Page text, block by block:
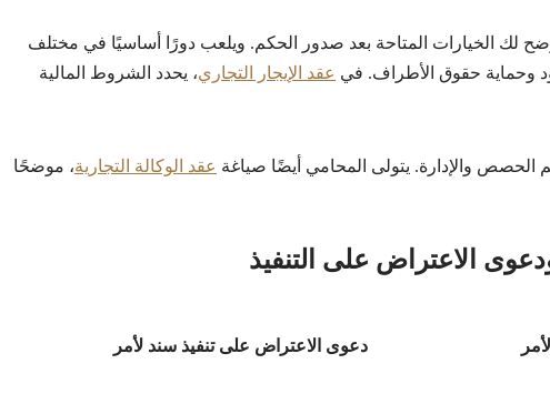
لك الخيارات المتاحة بعد صدور الحكم. ويلعب دورًا أساسيًا في مختلف
وحماية حقوق الأطراف. في عقد الإيجار التجاري، يحدد الشروط المالية
الحصص والإدارة. يتولى المحامي أيضًا صياغة عقد الوكالة التجارية، موضحًا
الاعتراض على التنفيذ
دعوى الاعتراض على تنفيذ سند لأمر